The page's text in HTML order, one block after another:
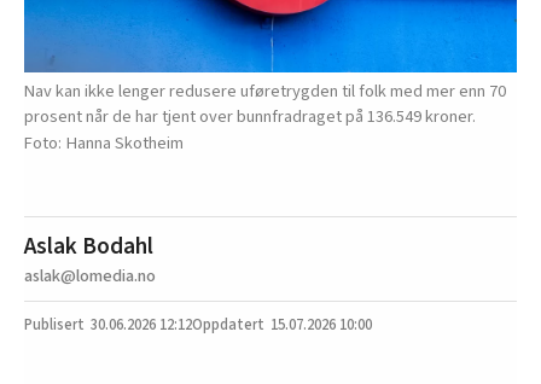
Nav kan ikke lenger redusere uføretrygden til folk med mer enn 70
prosent når de har tjent over bunnfradraget på 136.549 kroner.
Hanna Skotheim
Aslak Bodahl
aslak@lomedia.no
30.06.2026 12:12 15.07.2026 10:00